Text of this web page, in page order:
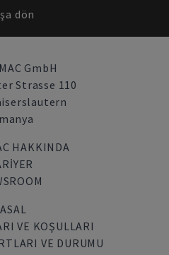
dön
GmbH
Strasse 110
HAKKINDA
VE KOŞULLARI
VE DURUMU